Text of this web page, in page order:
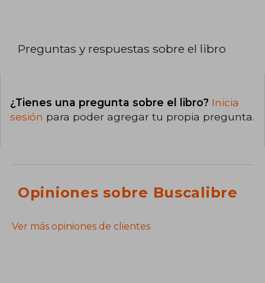
Preguntas y respuestas sobre el libro
¿Tienes una pregunta sobre el libro? Inicia
sesión para poder agregar tu propia pregunta.
Opiniones sobre Buscalibre
Ver más opiniones de clientes